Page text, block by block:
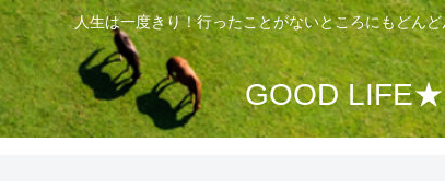
人生は一度きり！行ったことがないところにもどん
GOOD